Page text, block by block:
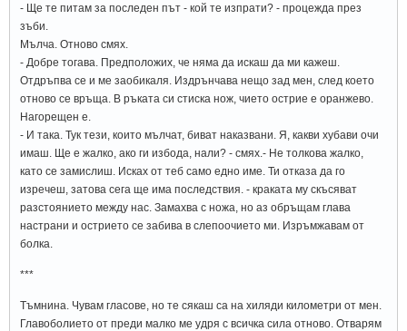
- Ще те питам за последен път - кой те изпрати? - процежда през
зъби.
Мълча. Отново смях.
- Добре тогава. Предположих, че няма да искаш да ми кажеш.
Отдръпва се и ме заобикаля. Издрънчава нещо зад мен, след което
отново се връща. В ръката си стиска нож, чието острие е оранжево.
Нагорещен е.
- И така. Тук тези, които мълчат, биват наказвани. Я, какви хубави очи
имаш. Ще е жалко, ако ги избода, нали? - смях.- Не толкова жалко,
като се замислиш. Исках от теб само едно име. Ти отказа да го
изречеш, затова сега ще има последствия. - краката му скъсяват
разстоянието между нас. Замахва с ножа, но аз обръщам глава
настрани и острието се забива в слепоочието ми. Изръмжавам от
болка.
***
Тъмнина. Чувам гласове, но те сякаш са на хиляди километри от мен.
Главоболието от преди малко ме удря с всичка сила отново. Отварям